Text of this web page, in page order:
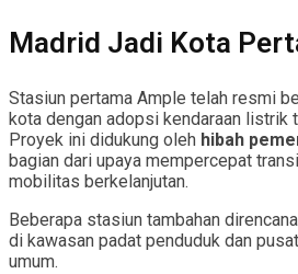
Madrid Jadi Kota
Stasiun pertama Ample telah resmi
kota dengan adopsi kendaraan listrik
Proyek ini didukung oleh hibah
bagian dari upaya mempercepat
mobilitas berkelanjutan.
Beberapa stasiun tambahan
di kawasan padat penduduk dan
umum.